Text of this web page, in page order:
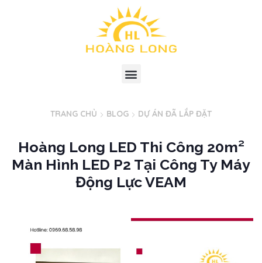
TRANG CHỦ BLOG DỰ ÁN ĐÃ LẮP ĐẶT
Hoàng Long LED Thi Công 20m²
Màn Hình LED P2 Tại Công Ty Máy
Động Lực VEAM